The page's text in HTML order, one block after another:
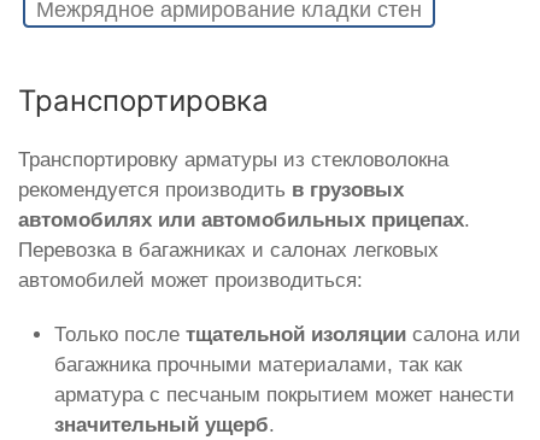
Межрядное армирование кладки стен
Транспортировка
Транспортировку арматуры из стекловолокна
рекомендуется производить в грузовых
автомобилях или автомобильных прицепах.
Перевозка в багажниках и салонах легковых
автомобилей может производиться:
Только после тщательной изоляции салона или
багажника прочными материалами, так как
арматура с песчаным покрытием может нанести
значительный ущерб.